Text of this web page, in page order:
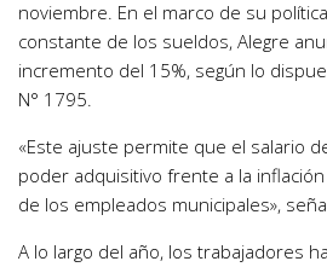
noviembre. En el marco de su
constante de los sueldos, Alegre
incremento del 15%, según lo
N° 1795.
«Este ajuste permite que el salario
poder adquisitivo frente a la
de los empleados municipales»,
A lo largo del año, los trabajadores